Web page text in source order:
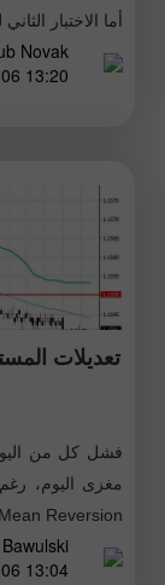
أما الاختبار الثاني لمستوى
Novak
13:20 2026-08-06 UTC+2
تعديلات
فشل كل من
مغزى اليوم،
Mean Reversion كانت متاحة. لم أدخل في أي صفقات قائمة
13:04 2026-08-06 UTC+2